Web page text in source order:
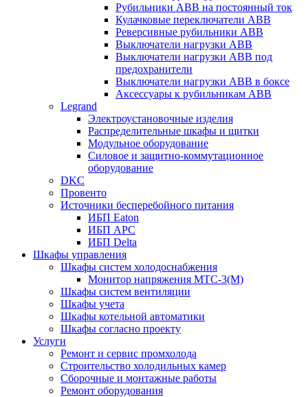
Рубильники ABB на постоянный ток
Кулачковые переключатели ABB
Реверсивные рубильники ABB
Выключатели нагрузки ABB
Выключатели нагрузки ABB под
предохранители
Выключатели нагрузки ABB в боксе
Аксессуары к рубильникам ABB
Legrand
Электроустановочные изделия
Распределительные шкафы и щитки
Модульное оборудование
Силовое и защитно-коммутационное
оборудование
DKC
Провенто
Источники бесперебойного питания
ИБП Eaton
ИБП APC
ИБП Delta
Шкафы управления
Шкафы систем холодоснабжения
Монитор напряжения МТС-3(М)
Шкафы систем вентиляции
Шкафы учета
Шкафы котельной автоматики
Шкафы согласно проекту
Услуги
Ремонт и сервис промхолода
Строительство холодильных камер
Сборочные и монтажные работы
Ремонт оборудования